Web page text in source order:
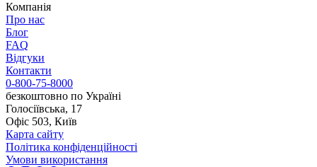
Компанія
Про нас
Блог
FAQ
Відгуки
Контакти
0-800-75-8000
безкоштовно по Україні
Голосіївська, 17
Офіс 503, Київ
Карта сайту
Політика конфіденційності
Умови використання